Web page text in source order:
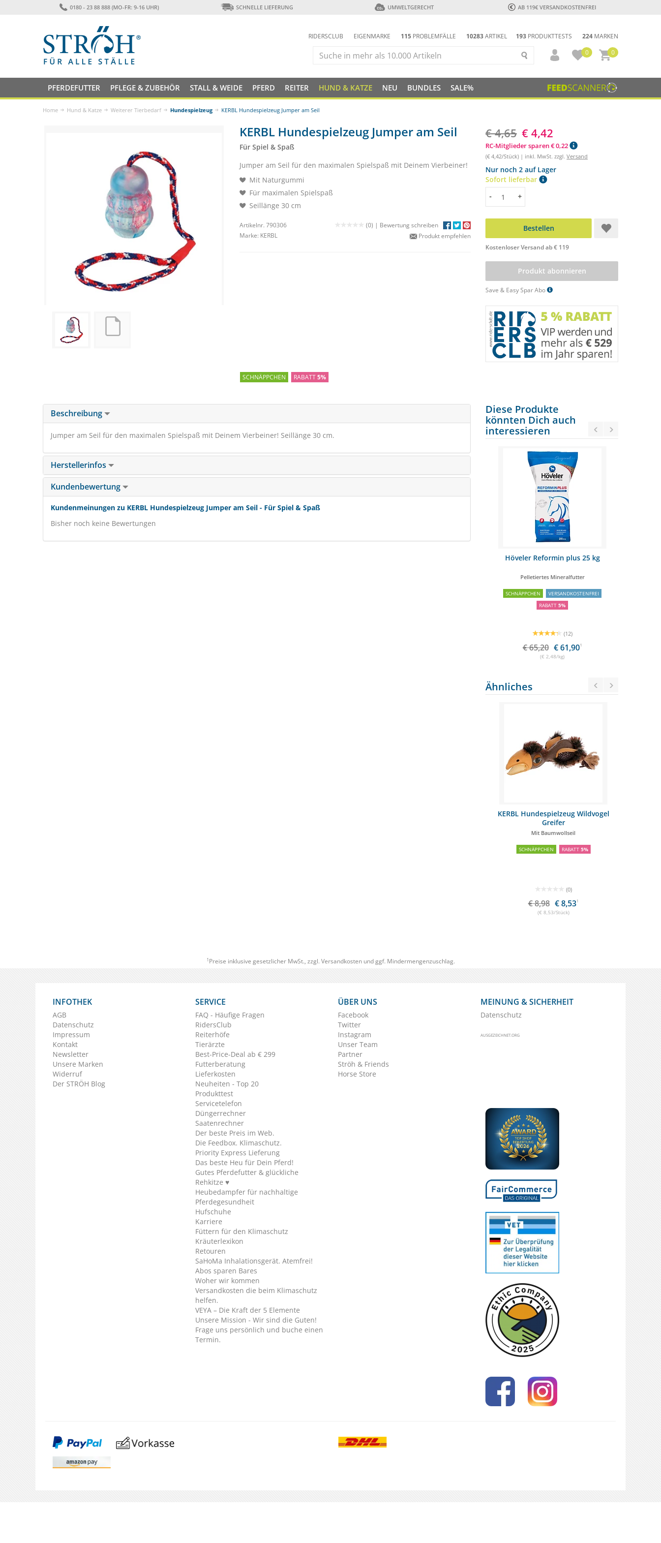
0180 - 23 88 888 (MO-FR: 9-16 UHR) SCHNELLE LIEFERUNG UMWELTGERECHT AB 119€ VERSANDKOSTENFREI
193 PRODUKTTESTS 224 MARKEN
RIDERSCLUB EIGENMARKE 115 PROBLEMFÄLLE 10283ARTIKEL
0
0
PFERDEFUTTER PFLEGE & ZUBEHÖR STALL & WEIDE PFERD REITER HUND & KATZE NEU BUNDLES SALE%
Home Hund & Katze Weiterer Tierbedarf Hundespielzeug KERBL Hundespielzeug Jumper am Seil
KERBL Hundespielzeug Jumper am Seil
Für Spiel & Spaß
Jumper am Seil für den maximalen Spielspaß mit Deinem Vierbeiner!
Mit Naturgummi
Für maximalen Spielspaß
Seillänge 30 cm
Artikelnr. 790306 (0) | Bewertung schreiben
Marke: KERBL Produkt empfehlen
€ 4,65 € 4,42
RC-Mitglieder sparen € 0,22
(€ 4,42/Stück) | inkl. MwSt. zzgl. Versand
Nur noch 2 auf Lager
Sofort lieferbar
Menge
- +
Bestellen
Kostenloser Versand ab € 119
Produkt abonnieren
Save & Easy Spar Abo
SCHNÄPPCHEN RABATT5%
Beschreibung
Jumper am Seil für den maximalen Spielspaß mit Deinem Vierbeiner! Seillänge 30 cm.
Herstellerinfos
Kundenbewertung
Kundenmeinungen zu KERBL Hundespielzeug Jumper am Seil - Für Spiel & Spaß
Bisher noch keine Bewertungen
Diese Produkte
könnten Dich auch
interessieren
Höveler Reformin plus 25 kg
Pelletiertes Mineralfutter
SCHNÄPPCHEN
VERSANDKOSTENFREI
RABATT 5%
(12)
€ 65,20 € 61,901
(€ 2,48/kg)
Ähnliches
KERBL Hundespielzeug Wildvogel
Greifer
Mit Baumwollseil
SCHNÄPPCHEN RABATT5%
(0)
€ 8,98 € 8,531
(€ 8,53/Stück)
1 Preise inklusive gesetzlicher MwSt., zzgl. Versandkostenund ggf. Mindermengenzuschlag.
INFOTHEK
AGB
Datenschutz
Impressum
Kontakt
Newsletter
Unsere Marken
Widerruf
Der STRÖH Blog
SERVICE
FAQ - Häufige Fragen
RidersClub
Reiterhöfe
Tierärzte
Best-Price-Deal ab € 299
Futterberatung
Lieferkosten
Neuheiten - Top 20
Produkttest
Servicetelefon
Düngerrechner
Saatenrechner
Der beste Preis im Web.
Die Feedbox. Klimaschutz.
Priority Express Lieferung
Das beste Heu für Dein Pferd!
Gutes Pferdefutter & glückliche
Rehkitze ♥
Heubedampfer für nachhaltige
Pferdegesundheit
Hufschuhe
Karriere
Füttern für den Klimaschutz
Kräuterlexikon
Retouren
SaHoMa Inhalationsgerät. Atemfrei!
Abos sparen Bares
Woher wir kommen
Versandkosten die beim Klimaschutz
helfen.
VEYA – Die Kraft der 5 Elemente
Unsere Mission - Wir sind die Guten!
Frage uns persönlich und buche einen
Termin.
ÜBER UNS
Facebook
Twitter
Instagram
Unser Team
Partner
Ströh & Friends
Horse Store
MEINUNG & SICHERHEIT
Datenschutz
AUSGEZEICHNET.ORG